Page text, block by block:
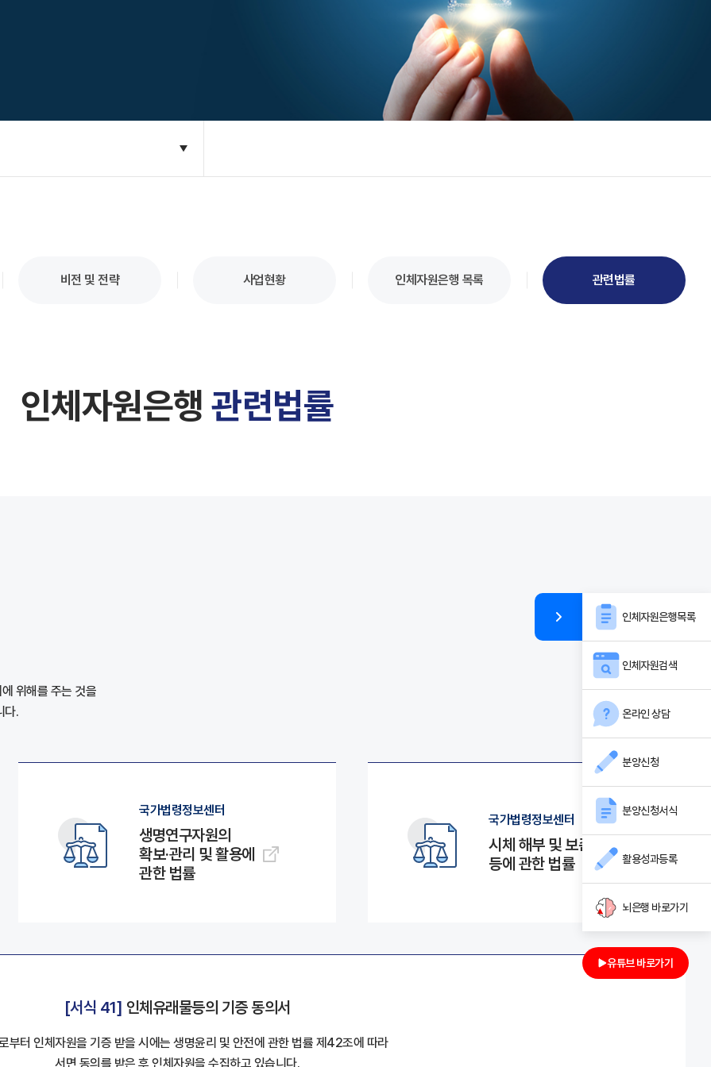
비전 및 전략 사업현황 인체자원은행 목록 관련법률
인체자원은행관련법률
위해를 주는 것을
다.
국가법령정보센터
생명연구자원의
확보·관리 및 활용에
관한 법률
국가법령정보센터
시체 해부 및 보존
등에 관한 법률
[서식 41] 인체유래물등의 기증 동의서
부터 인체자원을 기증 받을 시에는 생명윤리 및 안전에 관한 법률 제42조에 따라
서면 동의를 받은 후 인체자원을 수집하고 있습니다.
인체자원은행목록
인체자원검색
온라인 상담
분양신청
분양신청서식
활용성과등록
뇌은행 바로가기
유튜브 바로가기